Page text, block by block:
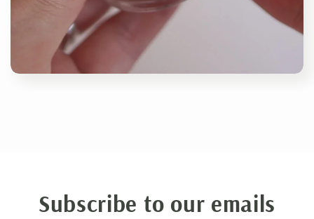
Subscribe to our emails